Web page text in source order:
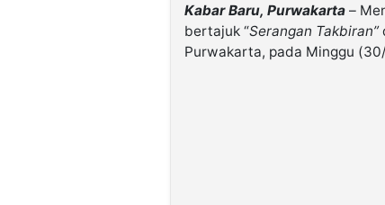
Kabar Baru, Purwakarta –
bertajuk “Serangan Takbiran”
Purwakarta, pada Minggu